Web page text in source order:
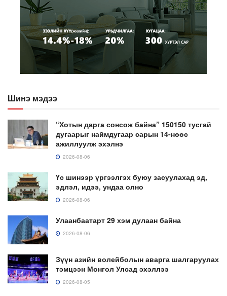
Шинэ мэдээ
“Хотын дарга сонсож байна” 150150 тусгай
дугаарыг наймдугаар сарын 14-нөөс
ажиллуулж эхэлнэ
2026-08-06
Үс шинээр үргээлгэх буюу засуулахад эд,
эдлэл, идээ, ундаа олно
2026-08-06
Улаанбаатарт 29 хэм дулаан байна
2026-08-06
Зүүн азийн волейболын аварга шалгаруулах
тэмцээн Монгол Улсад эхэллээ
2026-08-05